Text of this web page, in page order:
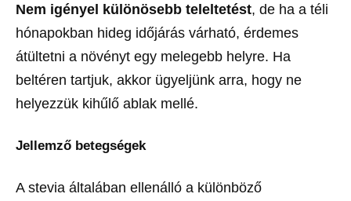
Nem igényel különösebb teleltetést, de ha a téli
hónapokban hideg időjárás várható, érdemes
átültetni a növényt egy melegebb helyre. Ha
beltéren tartjuk, akkor ügyeljünk arra, hogy ne
helyezzük kihűlő ablak mellé.
Jellemző betegségek
A stevia általában ellenálló a különböző